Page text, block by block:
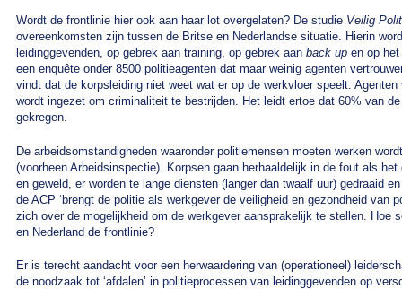
Wordt de frontlinie hier ook aan haar lot overgelaten? De studie Veilig
overeenkomsten zijn tussen de Britse en Nederlandse situatie. Hierin
leidinggevenden, op gebrek aan training, op gebrek aan back up en op
een enquête onder 8500 politieagenten dat maar weinig agenten
vindt dat de korpsleiding niet weet wat er op de werkvloer speelt.
wordt ingezet om criminaliteit te bestrijden. Het leidt ertoe dat 60% van
gekregen.
De arbeidsomstandigheden waaronder politiemensen moeten werken
(voorheen Arbeidsinspectie). Korpsen gaan herhaaldelijk in de fout als
en geweld, er worden te lange diensten (langer dan twaalf uur) gedraaid
de ACP ‘brengt de politie als werkgever de veiligheid en gezondheid van
zich over de mogelijkheid om de werkgever aansprakelijk te stellen. Hoe
en Nederland de frontlinie?
Er is terecht aandacht voor een herwaardering van (operationeel)
de noodzaak tot ‘afdalen’ in politieprocessen van leidinggevenden op